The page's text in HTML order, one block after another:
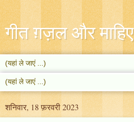
गीत ग़ज़ल और
शनिवार, 18 फ़रवरी 2023